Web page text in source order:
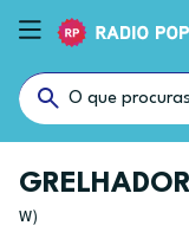
W)